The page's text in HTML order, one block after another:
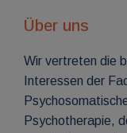
Über uns
Wir vertreten die
Interessen der
Psychotherapie,